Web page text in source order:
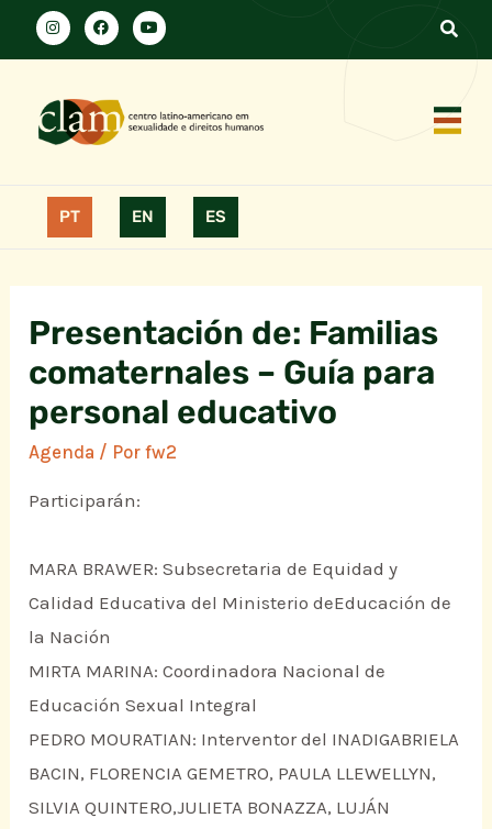
PT EN ES
Presentación de: Familias
comaternales – Guía para
personal educativo
Agenda / Porfw2
Participarán:
MARA BRAWER: Subsecretaria de Equidad y
Calidad Educativa del Ministerio deEducación de
la Nación
MIRTA MARINA: Coordinadora Nacional de
Educación Sexual Integral
PEDRO MOURATIAN: Interventor del INADIGABRIELA
BACIN, FLORENCIA GEMETRO, PAULA LLEWELLYN,
SILVIA QUINTERO,JULIETA BONAZZA, LUJÁN